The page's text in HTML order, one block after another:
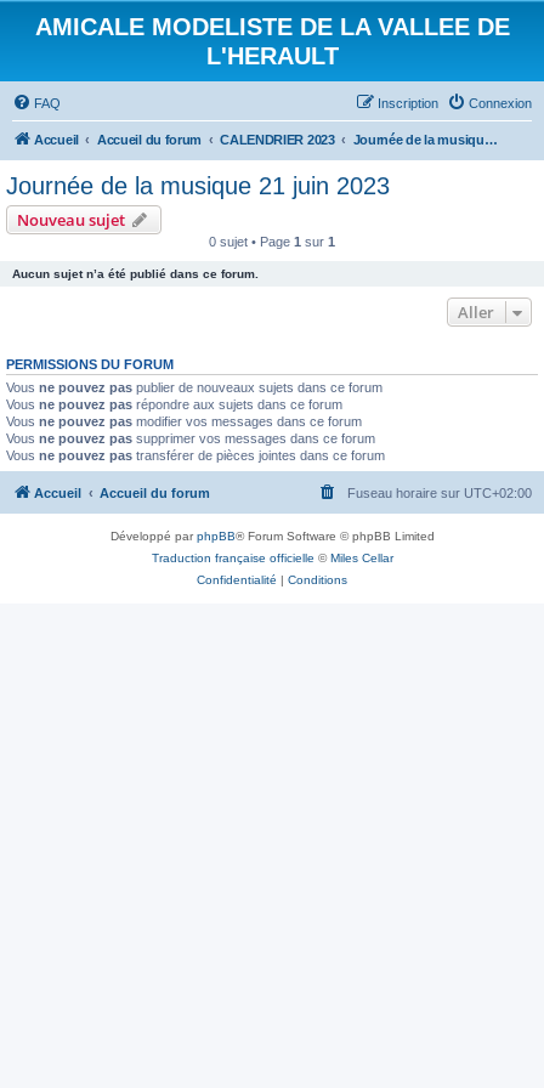
AMICALE MODELISTE DE LA VALLEE DE
L'HERAULT
FAQ Connexion
Inscription
Accueil Accueil du forum CALENDRIER 2023 Journée de la musique 21 juin 2023
Journée de la musique 21 juin 2023
Nouveau sujet
0 sujet • Page 1 sur 1
Aucun sujet n’a été publié dans ce forum.
Aller
PERMISSIONS DU FORUM
Vous ne pouvez pas publier de nouveaux sujets dans ce forum
Vous ne pouvez pas répondre aux sujets dans ce forum
Vous ne pouvez pas modifier vos messages dans ce forum
Vous ne pouvez pas supprimer vos messages dans ce forum
Vous ne pouvez pas transférer de pièces jointes dans ce forum
Accueil Accueil du forum Fuseau horaire sur UTC+02:00
Développé parphpBB® Forum Software © phpBB Limited
Traduction française officielle ©Miles Cellar
Confidentialité | Conditions